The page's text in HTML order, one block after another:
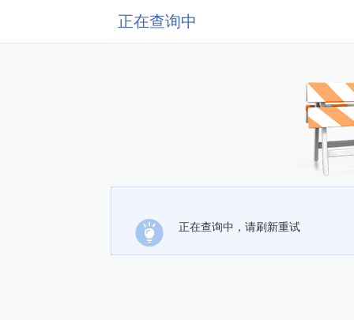
正在查询中
正在查询中，请刷新重试